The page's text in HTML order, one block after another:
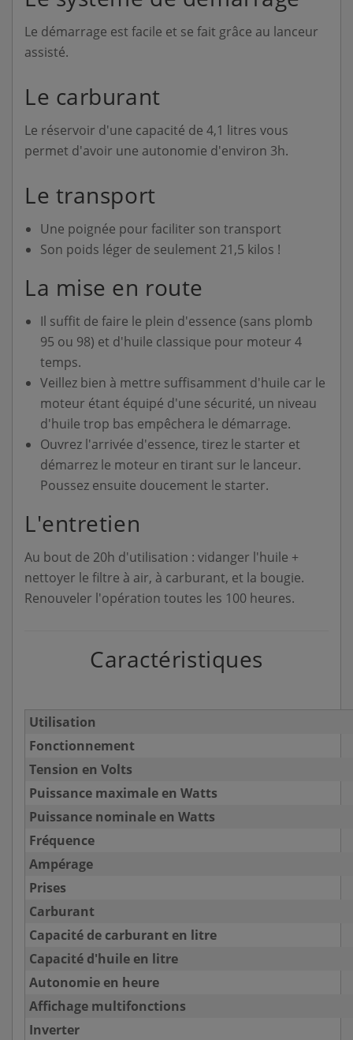
Le démarrage est facile et se fait grâce au lanceur
assisté.
Le carburant
Le réservoir d'une capacité de 4,1 litres vous
permet d'avoir une autonomie d'environ 3h.
Le transport
Une poignée pour faciliter son transport
Son poids léger de seulement 21,5 kilos !
La mise en route
Il suffit de faire le plein d'essence (sans plomb
95 ou 98) et d'huile classique pour moteur 4
temps.
Veillez bien à mettre suffisamment d'huile car le
moteur étant équipé d'une sécurité, un niveau
d'huile trop bas empêchera le démarrage.
Ouvrez l'arrivée d'essence, tirez le starter et
démarrez le moteur en tirant sur le lanceur.
Poussez ensuite doucement le starter.
L'entretien
Au bout de 20h d'utilisation : vidanger l'huile +
nettoyer le filtre à air, à carburant, et la bougie.
Renouveler l'opération toutes les 100 heures.
Caractéristiques
Utilisation
Fonctionnement
Tension en Volts
Puissance maximale en Watts
Puissance nominale en Watts
Fréquence
Ampérage
Prises
Carburant
Capacité de carburant en litre
Capacité d'huile en litre
Autonomie en heure
Affichage multifonctions
Inverter